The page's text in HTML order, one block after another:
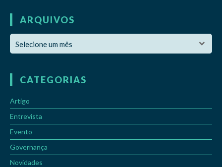
ARQUIVOS
CATEGORIAS
Artigo
Entrevista
Evento
Governança
Novidades